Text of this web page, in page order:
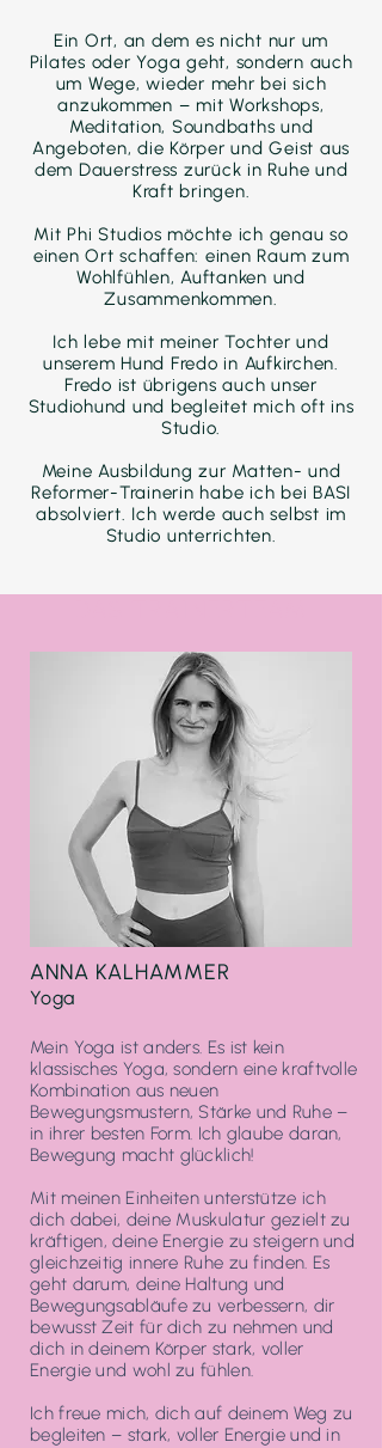
Ein Ort, an dem es nicht nur um
Pilates oder Yoga geht, sondern auch
um Wege, wieder mehr bei sich
anzukommen – mit Workshops,
Meditation, Soundbaths und
Angeboten, die Körper und Geist aus
dem Dauerstress zurück in Ruhe und
Kraft bringen.
Mit Phi Studios möchte ich genau so
einen Ort schaffen: einen Raum zum
Wohlfühlen, Auftanken und
Zusammenkommen.
Ich lebe mit meiner Tochter und
unserem Hund Fredo in Aufkirchen.
Fredo ist übrigens auch unser
Studiohund und begleitet mich oft ins
Studio.
Meine Ausbildung zur Matten- und
Reformer-Trainerin habe ich bei BASI
absolviert. Ich werde auch selbst im
Studio unterrichten.
ANNA KALHAMMER
Yoga
Mein Yoga ist anders. Es ist kein
klassisches Yoga, sondern eine kraftvolle
Kombination aus neuen
Bewegungsmustern, Stärke und Ruhe –
in ihrer besten Form. Ich glaube daran,
Bewegung macht glücklich!
Mit meinen Einheiten unterstütze ich
dich dabei, deine Muskulatur gezielt zu
kräftigen, deine Energie zu steigern und
gleichzeitig innere Ruhe zu finden. Es
geht darum, deine Haltung und
Bewegungsabläufe zu verbessern, dir
bewusst Zeit für dich zu nehmen und
dich in deinem Körper stark, voller
Energie und wohl zu fühlen.
Ich freue mich, dich auf deinem Weg zu
begleiten – stark, voller Energie und in